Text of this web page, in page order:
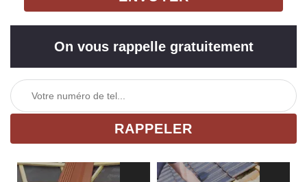
On vous rappelle gratuitement